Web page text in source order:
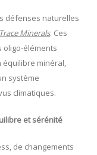
défenses naturelles
Minerals. Ces
oligo-éléments
équilibre minéral,
système
climatiques.
et sérénité
de changements